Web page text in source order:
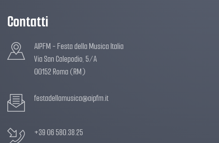
Contatti
AIPFM - Festa della Musica Italia
Via San Calepodio, 5/A
00152 Roma (RM)
festadellamusica@aipfm.it
+39 06 580.38.25